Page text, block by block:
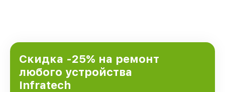
Скидка -25% на ремонт
любого устройства
Infratech